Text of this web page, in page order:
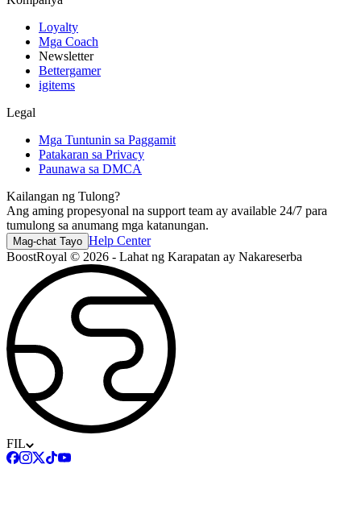
Loyalty
Mga Coach
Newsletter
Bettergamer
igitems
Legal
Mga Tuntunin sa Paggamit
Patakaran sa Privacy
Paunawa sa DMCA
Kailangan ng Tulong?
Ang aming propesyonal na support team ay available 24/7 para
tumulong sa anumang mga katanungan.
Mag-chat Tayo Help Center
BoostRoyal © 2026 - Lahat ng Karapatan ay Nakareserba
FIL